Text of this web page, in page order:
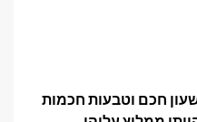
חכם וטבעות חכמות